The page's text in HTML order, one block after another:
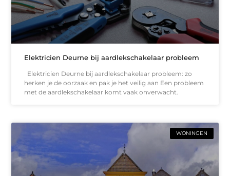
Elektricien Deurne bij aardlekschakelaar probleem
Elektricien Deurne bij aardlekschakelaar probleem: zo
herken je de oorzaak en pak je het veilig aan Een probleem
met de aardlekschakelaar komt vaak onverwacht.
WONINGEN